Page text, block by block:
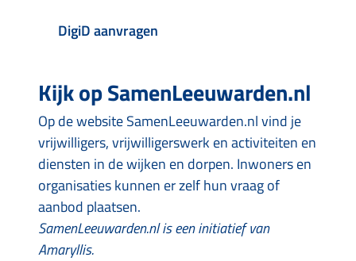
DigiD aanvragen
Kijk op SamenLeeuwarden.nl
Op de website SamenLeeuwarden.nl vind je
vrijwilligers, vrijwilligerswerk en activiteiten en
diensten in de wijken en dorpen. Inwoners en
organisaties kunnen er zelf hun vraag of
aanbod plaatsen.
SamenLeeuwarden.nl is een initiatief van
Amaryllis.